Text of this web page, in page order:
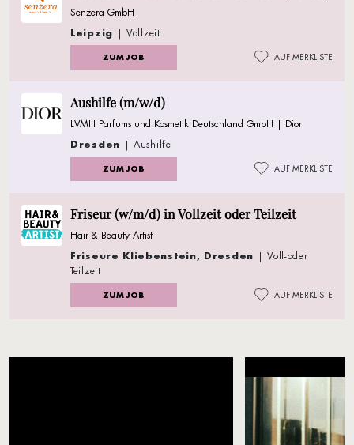
Senzera GmbH
Leipzig | Vollzeit
ZUM JOB AUF MERKLISTE
Aushilfe (m/w/d)
LVMH Parfums und Kosmetik Deutschland GmbH | Dior
Dresden | Aushilfe
ZUM JOB AUF MERKLISTE
Friseur (w/m/d) in Vollzeit oder Teilzeit
Hair & Beauty Artist
Friseure Kliebenstein, Dresden | Voll-oder
Teilzeit
ZUM JOB AUF MERKLISTE